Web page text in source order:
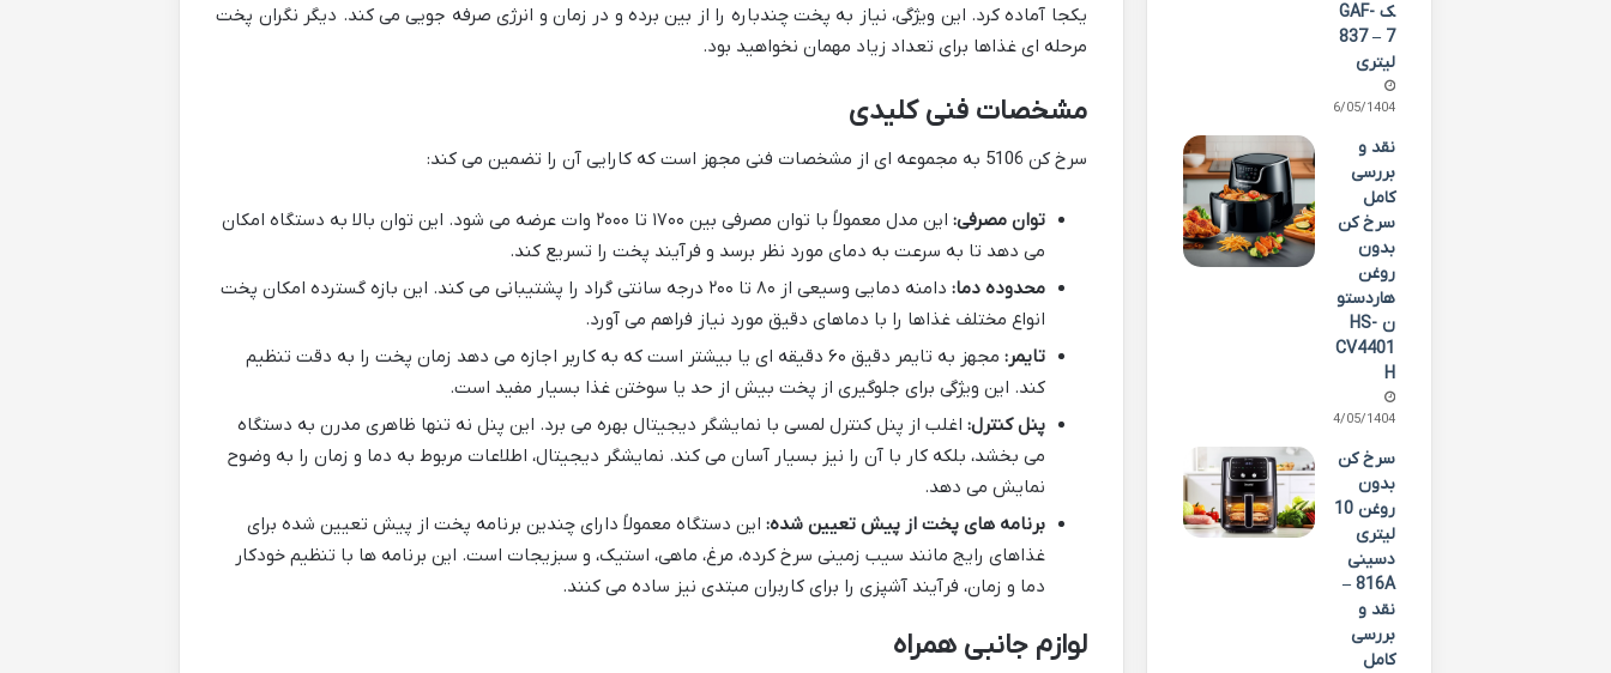
یکجا آماده کرد. این ویژگی، نیاز به پخت چندباره را از بین برده و در زمان و انرژی صرفه جویی می کند. دیگر نگران پخت
مرحله ای غذاها برای تعداد زیاد مهمان نخواهید بود.
مشخصات فنی کلیدی
سرخ کن 5106 به مجموعه ای از مشخصات فنی مجهز است که کارایی آن را تضمین می کند:
توان مصرفی:
این مدل معمولاً با توان مصرفی بین ۱۷۰۰ تا ۲۰۰۰ وات عرضه می شود. این توان بالا به دستگاه امکان
می دهد تا به سرعت به دمای مورد نظر برسد و فرآیند پخت را تسریع کند.
محدوده دما:
دامنه دمایی وسیعی از ۸۰ تا ۲۰۰ درجه سانتی گراد را پشتیبانی می کند. این بازه گسترده امکان پخت
انواع مختلف غذاها را با دماهای دقیق مورد نیاز فراهم می آورد.
تایمر:
مجهز به تایمر دقیق ۶۰ دقیقه ای یا بیشتر است که به کاربر اجازه می دهد زمان پخت را به دقت تنظیم
کند. این ویژگی برای جلوگیری از پخت بیش از حد یا سوختن غذا بسیار مفید است.
پنل کنترل: اغلب از پنل کنترل لمسی با نمایشگر دیجیتال بهره می برد. این پنل نه تنها ظاهری مدرن به دستگاه
می بخشد، بلکه کار با آن را نیز بسیار آسان می کند. نمایشگر دیجیتال، اطلاعات مربوط به دما و زمان را به وضوح
نمایش می دهد.
برنامه های پخت از پیش تعیین شده: این دستگاه معمولاً دارای چندین برنامه پخت از پیش تعیین شده برای
غذاهای رایج مانند سیب زمینی سرخ کرده، مرغ، ماهی، استیک، و سبزیجات است. این برنامه ها با تنظیم خودکار
دما و زمان، فرآیند آشپزی را برای کاربران مبتدی نیز ساده می کنند.
لوازم جانبی همراه
ک GAF-
837 – 7
لیتری
16/05/1404
نقد و
بررسی
کامل
سرخ کن
بدون
روغن
هاردستو
ن HS-
CV4401
H
14/05/1404
سرخ کن
بدون
روغن 10
لیتری
دسینی
816A –
نقد و
بررسی
کامل